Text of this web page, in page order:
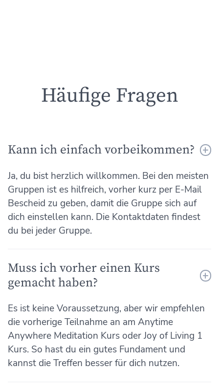
Häufige Fragen
Kann ich einfach vorbeikommen?
Ja, du bist herzlich willkommen. Bei den meisten
Gruppen ist es hilfreich, vorher kurz per E-Mail
Bescheid zu geben, damit die Gruppe sich auf
dich einstellen kann. Die Kontaktdaten findest
du bei jeder Gruppe.
Muss ich vorher einen Kurs
gemacht haben?
Es ist keine Voraussetzung, aber wir empfehlen
die vorherige Teilnahme an am Anytime
Anywhere Meditation Kurs oder Joy of Living 1
Kurs. So hast du ein gutes Fundament und
kannst die Treffen besser für dich nutzen.